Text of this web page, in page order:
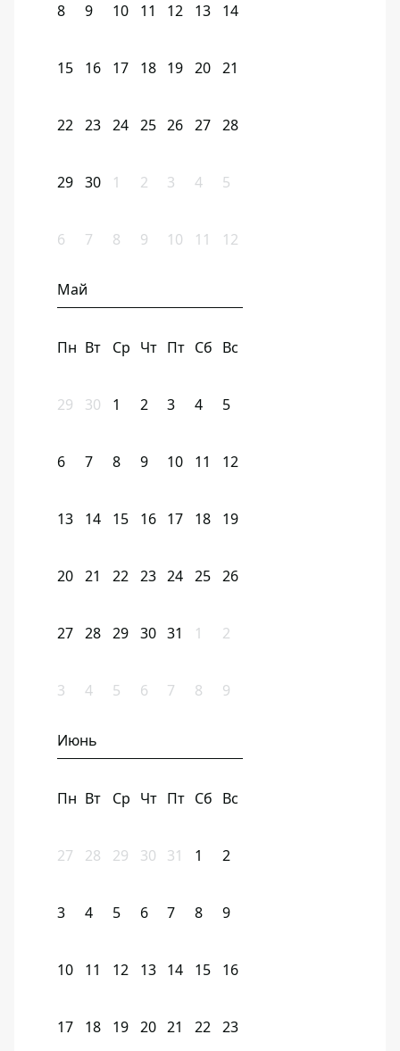
8 9 10 11 12 13 14
15 16 17 18 19 20 21
22 23 24 25 26 27 28
29 30 1 2 3 4 5
6 7 8 9 10 11 12
Май
Пн Вт Ср Чт Пт Сб Вс
29 30 1 2 3 4 5
6 7 8 9 10 11 12
13 14 15 16 17 18 19
20 21 22 23 24 25 26
27 28 29 30 31 1 2
3 4 5 6 7 8 9
Июнь
Пн Вт Ср Чт Пт Сб Вс
27 28 29 30 31 1 2
3 4 5 6 7 8 9
10 11 12 13 14 15 16
17 18 19 20 21 22 23